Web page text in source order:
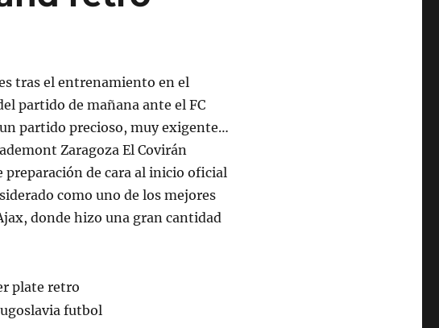
tras el entrenamiento en el
partido de mañana ante el FC
partido precioso, muy exigente…
Zaragoza El Covirán
preparación de cara al inicio oficial
como uno de los mejores
donde hizo una gran cantidad